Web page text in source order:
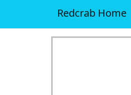
Redcrab Home